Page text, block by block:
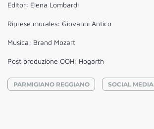
Editor: Elena Lombardi
Riprese murales: Giovanni Antico
Musica: Brand Mozart
Post produzione OOH: Hogarth
PARMIGIANO REGGIANO SOCIAL MEDIA